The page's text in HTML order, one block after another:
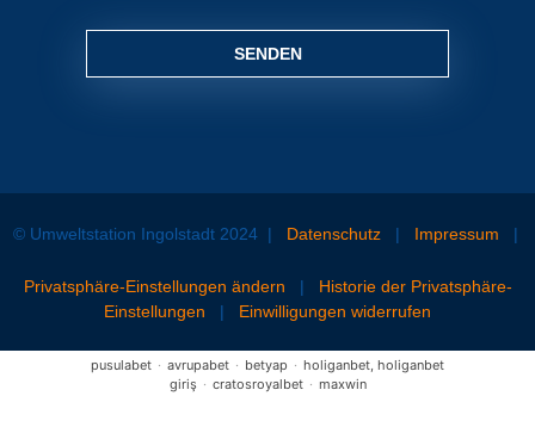
SENDEN
© Umweltstation Ingolstadt 2024| Datenschutz| Impressum |
Privatsphäre-Einstellungen ändern | Historie der Privatsphäre-
Einstellungen | Einwilligungen widerrufen
pusulabet · avrupabet · betyap · holiganbet, holiganbet
giriş · cratosroyalbet · maxwin